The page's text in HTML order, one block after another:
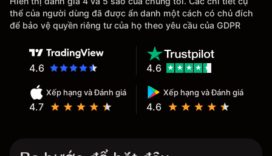
thể của người dùng đã được ẩn danh một cách có chủ đích
để bảo vệ quyền riêng tư của họ theo yêu cầu của GDPR
4.6
Xếp hạng và Đánh giá
4.7
Xếp hạng và Đánh giá
4.6
4.6